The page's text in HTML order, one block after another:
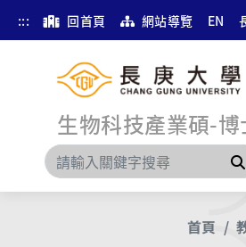
::: 回首頁 網站導覽 EN
生物科技產業碩-
首頁